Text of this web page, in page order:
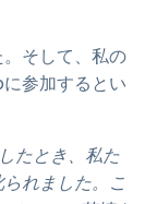
そして、私の
参加するとい
たとき、私た
れました。こ